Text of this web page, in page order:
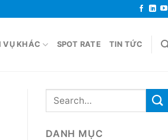
VỤ KHÁC SPOT RATE TIN TỨC
DANH MỤC